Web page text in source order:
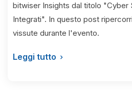
bitwiser Insights dal titolo "Cyber
Integrati". In questo post
vissute durante l'evento.
Leggi tutto